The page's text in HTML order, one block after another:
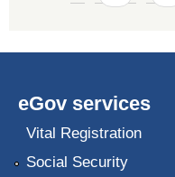
eGov services
Vital Registration
Social Security